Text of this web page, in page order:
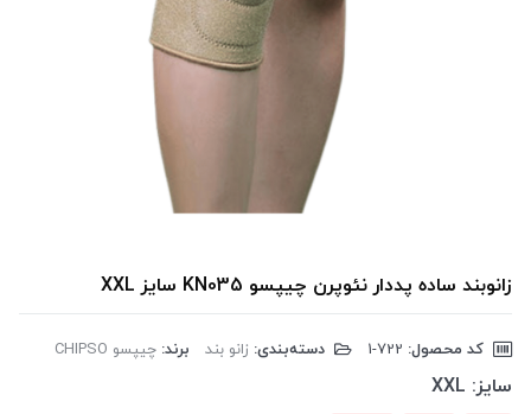
زانوبند ساده پددار نئوپرن چیپسو KN035 سایز XXL
کد محصول: دسته‌بندی: زانو بند برند: چیپسو CHIPSO
سایز: XXL